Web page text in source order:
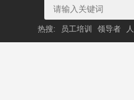
热搜: 员工培训 领导者